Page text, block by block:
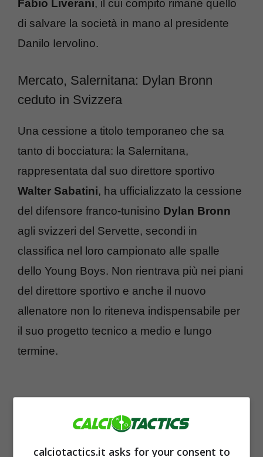
Fabio Liverani, il cui compito rimane quello
di salvare la società in mano al presidente
Danilo Iervolino.
Mercato, Salernitana: Dylan Bronn
ceduto in Svizzera
Una cessione a titolo temporaneo che sa
tanto di bocciatura: la Salernitana,
rappresentata dal suo direttore sportivo
Walter Sabatini, ha ufficializzato la cessione
del difensore franco-tunisino Dylan Bronn
agli svizzeri del Servette, secondi in
classifica nel loro campionato alle spalle
dello Young Boys. Non rientrava più nei piani
del direttore sportivo e anche il nuovo
allenatore non lo riteneva indispensabile per
il suo progetto tecnico a medio e lungo
termine.
calciotactics.it asks for your consent to